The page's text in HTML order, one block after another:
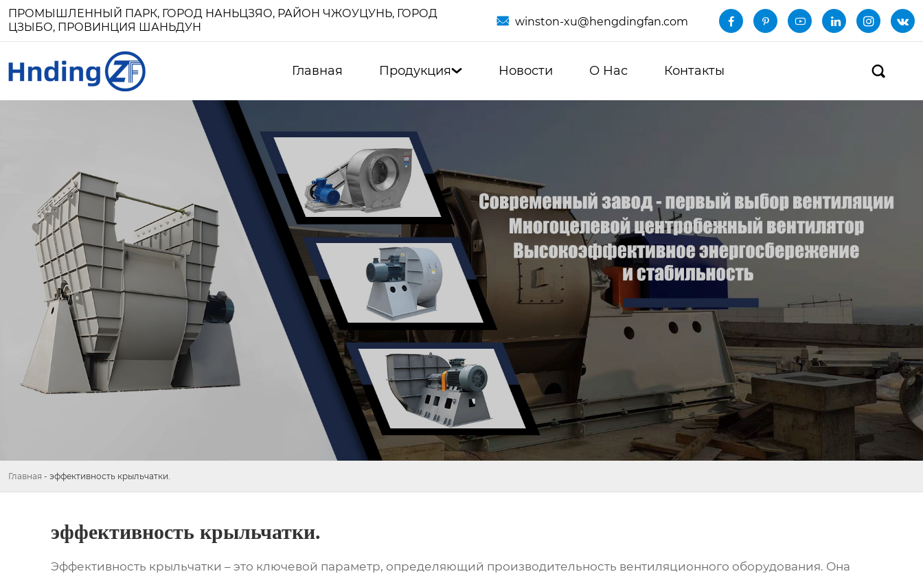
ПРОМЫШЛЕННЫЙ ПАРК, ГОРОД НАНЬЦЗЯО, РАЙОН ЧЖОУЦУНЬ, ГОРОД
ЦЗЫБО, ПРОВИНЦИЯ ШАНЬДУН
 winston-xu@hengdingfan.com      
Главная Продукция Новости О Нас Контакты 
Главная - эффективность крыльчатки.
эффективность крыльчатки.
Эффективность крыльчатки – это ключевой параметр, определяющий производительность вентиляционного оборудования. Она